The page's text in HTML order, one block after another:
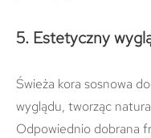
5. Estetyczny
Świeża kora sosnowa
wyglądu, tworząc
Odpowiednio dobrana